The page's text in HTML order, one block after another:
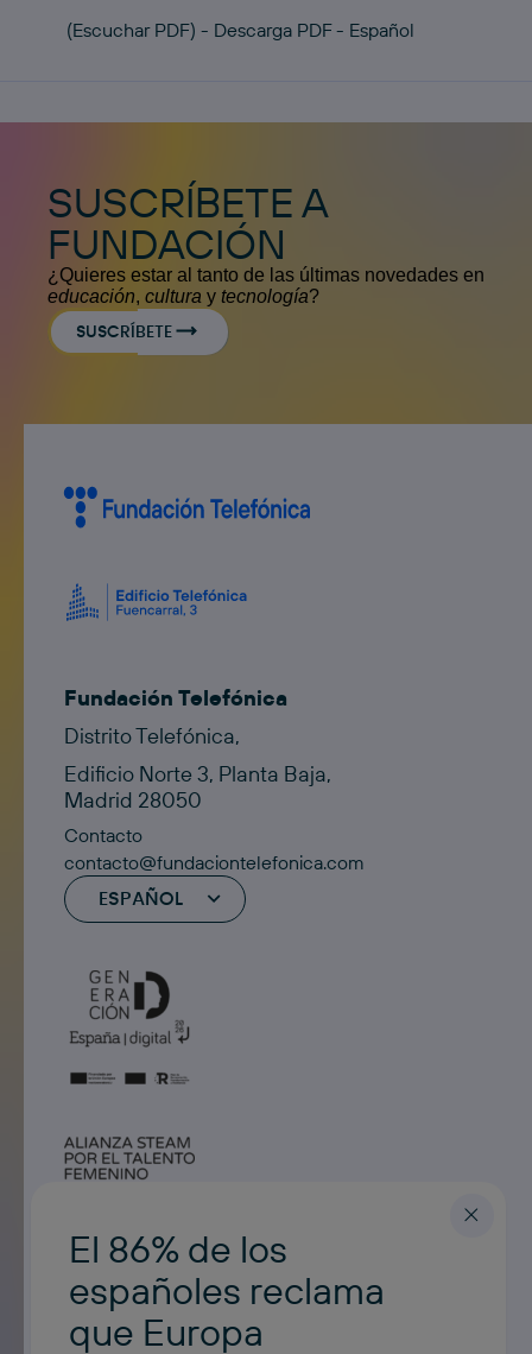
(Escuchar PDF) - Descarga PDF - Español
SUSCRÍBETE A
FUNDACIÓN
¿Quieres estar al tanto de las últimas novedades en
educación, cultura y tecnología?
SUSCRÍBETE
Fundación Telefónica
Distrito Telefónica,
Edificio Norte 3, Planta Baja,
Madrid 28050
Contacto
contacto@fundaciontelefonica.com
ESPAÑOL
El 86% de los
españoles reclama
que Europa